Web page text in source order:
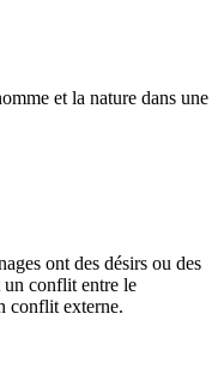
et la nature dans une
ont des désirs ou des
un conflit entre le
conflit externe.